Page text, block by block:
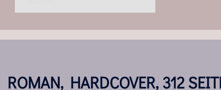
ROMAN, HARDCOVER, 312